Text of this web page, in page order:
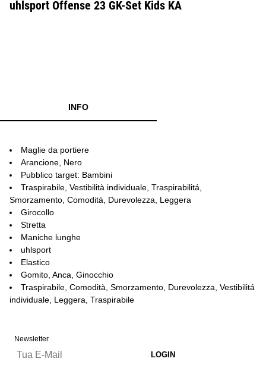
uhlsport Offense 23 GK-Set Kids KA
INFO
Maglie da portiere
Arancione, Nero
Pubblico target: Bambini
Traspirabile, Vestibilità individuale, Traspirabilitá,
Smorzamento, Comodità, Durevolezza, Leggera
Girocollo
Stretta
Maniche lunghe
uhlsport
Elastico
Gomito, Anca, Ginocchio
Traspirabile, Comodità, Smorzamento, Durevolezza, Vestibilitá
individuale, Leggera, Traspirabile
Newsletter